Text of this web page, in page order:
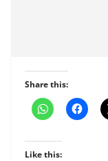
Share this:
Like this: